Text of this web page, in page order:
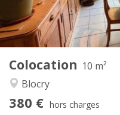
Colocation 10 m²
Blocry
380 € hors charges